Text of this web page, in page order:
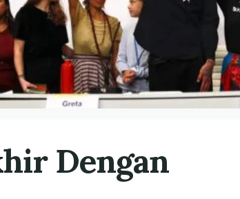
Dengan